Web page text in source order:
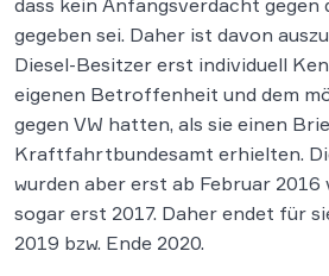
gegeben sei. Daher ist davon
Diesel-Besitzer erst individuell
eigenen Betroffenheit und dem
gegen VW hatten, als sie einen
Kraftfahrtbundesamt erhielten.
wurden aber erst ab Februar
sogar erst 2017. Daher endet für
2019 bzw. Ende 2020.